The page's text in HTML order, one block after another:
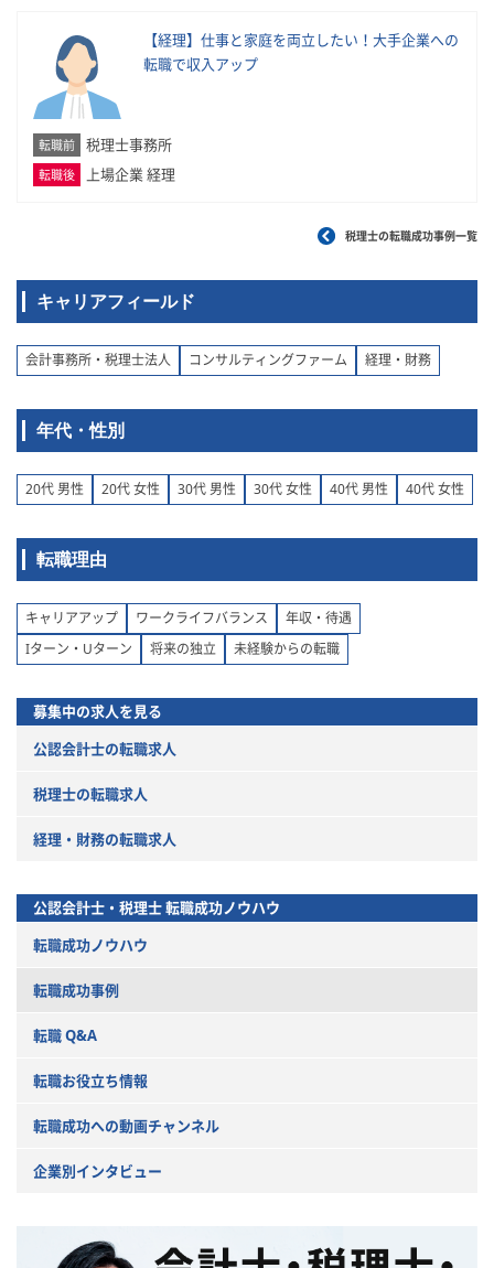
【経理】仕事と家庭を両立したい！大手企業への
転職で収入アップ
転職前 税理士事務所
転職後 上場企業 経理
税理士の転職成功事例一覧
キャリアフィールド
会計事務所・税理士法人 コンサルティングファーム 経理・財務
年代・性別
20代 男性 20代 女性 30代 男性 30代 女性 40代 男性 40代 女性
転職理由
キャリアアップ ワークライフバランス
年収・待遇
Iターン・Uターン
将来の独立 未経験からの転職
募集中の求人を見る
公認会計士の転職求人
税理士の転職求人
経理・財務の転職求人
公認会計士・税理士転職成功ノウハウ
転職成功ノウハウ
転職成功事例
転職 Q&A
転職お役立ち情報
転職成功への動画チャンネル
企業別インタビュー